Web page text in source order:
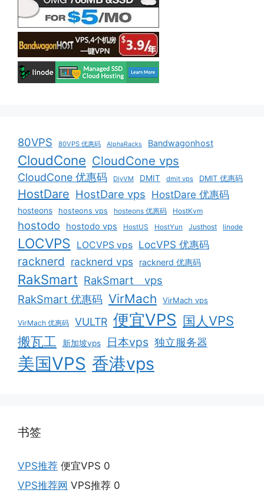
80VPS 80VPS 优惠码 AlphaRacks Bandwagonhost
CloudCone CloudCone vps
CloudCone 优惠码 DiyVM DMIT dmit vps DMIT 优惠码
HostDare HostDare vps HostDare 优惠码
hosteons hosteons vps hosteons 优惠码 HostKvm
hostodo hostodo vps HostUS HostYun Justhost linode
LOCVPS LOCVPS vps LocVPS 优惠码
racknerd racknerd vps racknerd 优惠码
RakSmart RakSmart vps
RakSmart 优惠码 VirMach VirMach vps
VirMach 优惠码 VULTR 便宜VPS 国人VPS
搬瓦工
新加坡vps 日本vps 独立服务器
美国VPS 香港vps
书签
VPS推荐 便宜VPS 0
VPS推荐网 VPS推荐 0